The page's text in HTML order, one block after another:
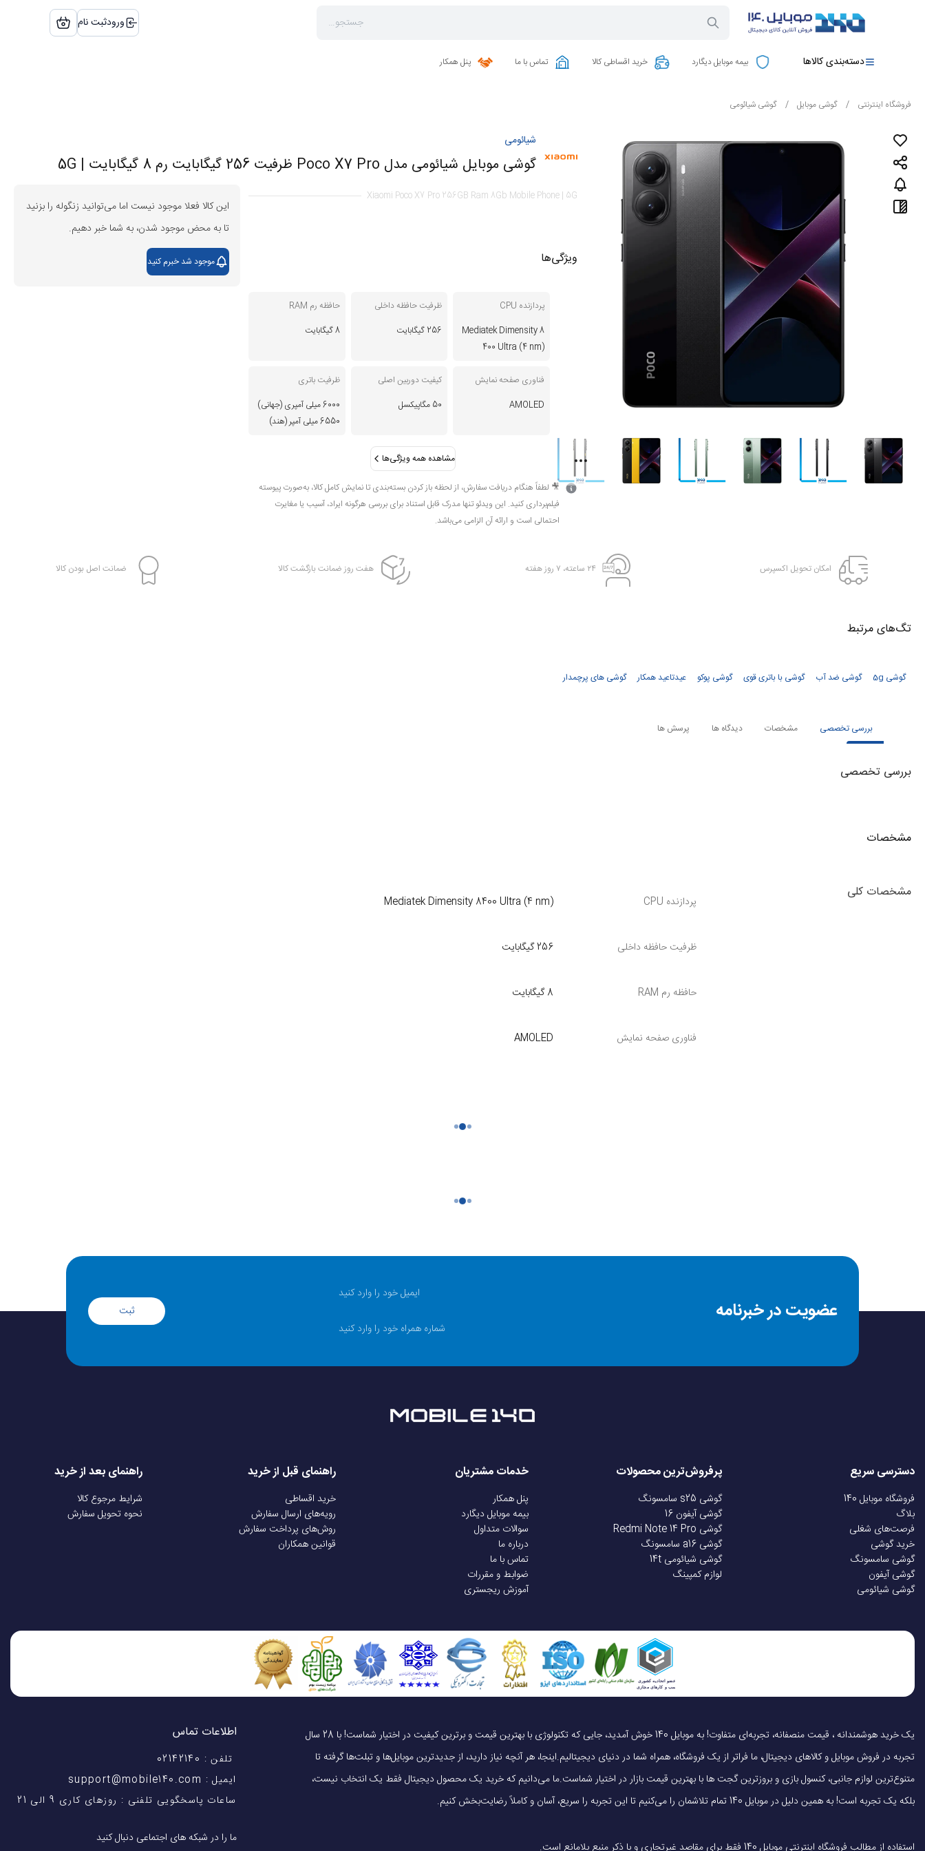
ورودثبت نام
دسته‌بندی کالاها بیمه موبایل دیگارد خرید اقساطی کالا تماس با ما پنل همکار
فروشگاه اینترنتی / گوشی موبایل / گوشی شیائومی
شیائومی
گوشی موبایل شیائومی مدل Poco X7 Pro ظرفیت 256 گیگابایت رم 8 گیگابایت | 5G
Xiaomi Poco X7 Pro 256GB Ram 8Gb Mobile Phone | 5G
ویژگی‌ها
پردازنده CPU
Mediatek Dimensity 8
400 Ultra (4 nm)
ظرفیت حافظه داخلی
256 گیگابایت
حافظه رم RAM
8 گیگابایت
فناوری صفحه نمایش
AMOLED
کیفیت دوربین اصلی
50 مگاپیکسل
ظرفیت باتری
6000 میلی آمپری (جهانی)
6550 میلی آمپر (هند)
مشاهده همه ویژگی‌ها
🎥 لطفاً هنگام دریافت سفارش، از لحظه باز کردن بسته‌بندی تا نمایش کامل کالا، به‌صورت پیوسته
فیلم‌برداری کنید. این ویدئو تنها مدرک قابل استناد برای بررسی هرگونه ایراد، آسیب یا مغایرت
احتمالی است و ارائه آن الزامی می‌باشد.
این کالا فعلا موجود نیست اما می‌توانید زنگوله را بزنید
تا به محض موجود شدن، به شما خبر دهیم.
موجود شد خبرم کنید
امکان تحویل اکسپرس ۲۴ ساعته، ۷ روز هفته هفت روز ضمانت بازگشت کالا ضمانت اصل بودن کالا
تگ‌های‌ مرتبط
گوشی 5g گوشی ضد آب گوشی با باتری قوی گوشی پوکو عیدتاعید همکار گوشی های پرچمدار
بررسی تخصصی مشخصات دیدگاه ها پرسش ها
بررسی تخصصی
مشخصات
مشخصات کلی
پردازنده CPU Mediatek Dimensity 8400 Ultra (4 nm)
ظرفیت حافظه داخلی 256 گیگابایت
حافظه رم RAM 8 گیگابایت
فناوری صفحه نمایش AMOLED
سیستم عامل Android
نسخه سیستم عامل Android 15
رابط کاربری HyperOS 2
ضد آب دارد
مقاوم در برابر گرد و غبار دارد
نوع پردازنده 64 بیت
فرکانس پردازنده
1 هسته با سرعت 3.25 گیگاهرتز (Cortex-A725) + 3 هسته با سرعت 3.0 گیگاهرتز (Cortex-A725) + 4 هسته با سرعت 2.1 گیگاهرتز
عضویت در خبرنامه ثبت
دسترسی سریع
فروشگاه موبایل 140
بلاگ
فرصت‌های شغلی
خرید گوشی
گوشی سامسونگ
گوشی آیفون
گوشی شیائومی
پرفروش‌ترین محصولات
گوشی s25 سامسونگ
گوشی آیفون 16
گوشی Redmi Note 14 Pro
گوشی a16 سامسونگ
گوشی شیائومی 14t
لوازم کمپینگ
خدمات مشتریان
پنل همکار
بیمه موبایل دیگارد
سوالات متداول
درباره ما
تماس با ما
ضوابط و مقررات
آموزش ریجستری
راهنمای قبل از خرید
خرید اقساطی
رویه‌های ارسال سفارش
روش‌های پرداخت سفارش
قوانین همکاران
راهنمای بعد از خرید
شرایط مرجوع کالا
نحوه تحویل سفارش
یک خرید هوشمندانه ، قیمت منصفانه، تجربه‌ای متفاوت! به موبایل 140 خوش آمدید، جایی که تکنولوژی با بهترین قیمت و برترین کیفیت در اختیار شماست! با 28 سال
تجربه در فروش موبایل و کالاهای دیجیتال، ما فراتر از یک فروشگاه، همراه شما در دنیای دیجیتالیم.اینجا، هر آنچه نیاز دارید، از جدیدترین موبایل‌ها و تبلت‌ها گرفته تا
متنوع‌ترین لوازم جانبی، کنسول بازی و بروزترین گجت ها با بهترین قیمت بازار در اختیار شماست.ما می‌دانیم که خرید یک محصول دیجیتال فقط یک انتخاب نیست،
بلکه یک تجربه است! به همین دلیل در موبایل 140 تمام تلاشمان را می‌کنیم تا این تجربه را سریع، آسان و کاملاً رضایت‌بخش کنیم.
استفاده از مطالب فروشگاه اینترنتی موبایل 140 فقط برای مقاصد غیرتجاری و با ذکر منبع بلامانع است.
اطلاعات تماس
تلفن : 02142140
ایمیل : support@mobile140.com
ساعات پاسخگویی تلفنی : روزهای کاری 9 الی 21
ما را در شبکه های اجتماعی دنبال کنید